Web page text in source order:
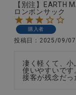
ナチュラル服
ファッション雑
生活雑貨
【別注】EARTH
ロンボンサック
購入者
投稿日 2025/09/07
凄く軽くて、小
使いやすいで
接客が残念だっ